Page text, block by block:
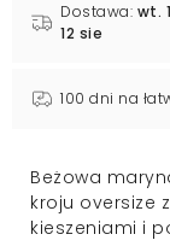
Dostawa: wt.
12 sie
100 dni na
Beżowa
kroju oversize
kieszeniami i